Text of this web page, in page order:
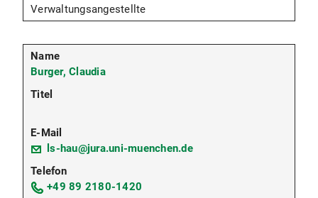
Verwaltungsangestellte
Burger, Claudia
ls-hau@jura.uni-muenchen.de
+49 89 2180-1420